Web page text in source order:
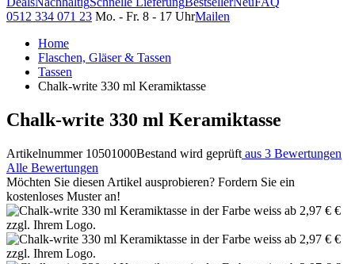
0512 334 071 23 Mo. - Fr. 8 - 17 UhrMailen
Home
Flaschen, Gläser & Tassen
Tassen
Chalk-write 330 ml Keramiktasse
Chalk-write 330 ml Keramiktasse
Artikelnummer 10501000Bestand wird geprüft aus 3 Bewertungen
Alle Bewertungen
Möchten Sie diesen Artikel ausprobieren? Fordern Sie ein
kostenloses Muster an!